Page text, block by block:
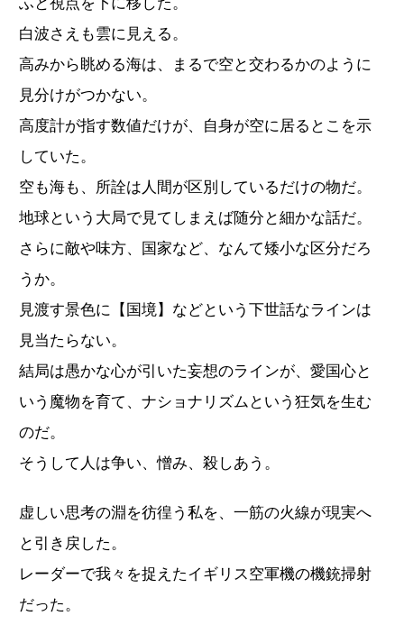
白波さえも雲に見える。
高みから眺める海は、まるで空と交わるかのように
見分けがつかない。
高度計が指す数値だけが、自身が空に居るとこを示
していた。
空も海も、所詮は人間が区別しているだけの物だ。
地球という大局で見てしまえば随分と細かな話だ。
さらに敵や味方、国家など、なんて矮小な区分だろ
うか。
見渡す景色に【国境】などという下世話なラインは
見当たらない。
結局は愚かな心が引いた妄想のラインが、愛国心と
いう魔物を育て、ナショナリズムという狂気を生む
のだ。
そうして人は争い、憎み、殺しあう。
虚しい思考の淵を彷徨う私を、一筋の火線が現実へ
と引き戻した。
レーダーで我々を捉えたイギリス空軍機の機銃掃射
だった。